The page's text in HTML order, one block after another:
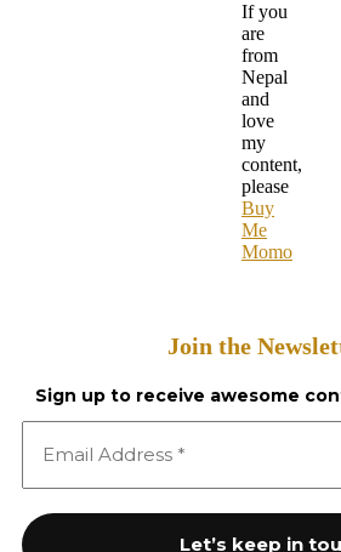
If you
are
from
Nepal
and
love
my
content,
please
Buy
Me
Momo
Join the
Sign up to receive awesome